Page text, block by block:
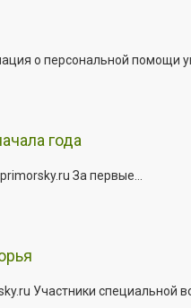
о персональной помощи
года
За первые...
Участники специальной